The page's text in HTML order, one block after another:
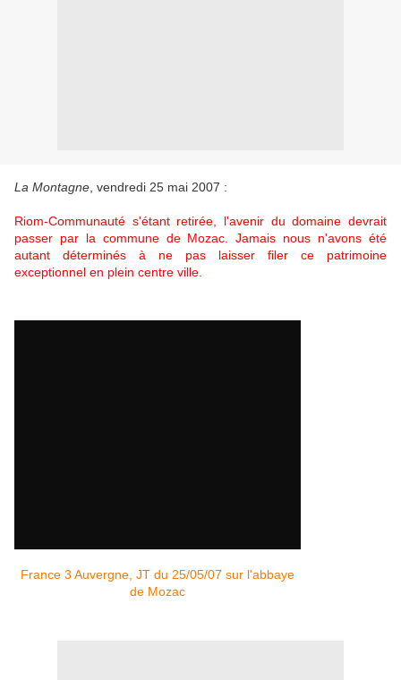
La Montagne , vendredi 25 mai 2007 :
Riom-Communauté s'étant retirée, l'avenir du domaine devrait
passer par la commune de Mozac. Jamais nous n'avons été
autant déterminés à ne pas laisser filer ce patrimoine
exceptionnel en plein centre ville.
France 3 Auvergne, JT du 25/05/07 sur l'abbaye
de Mozac